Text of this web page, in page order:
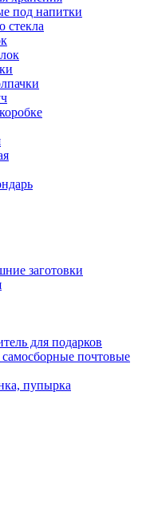
под напитки
стекла
заготовки
для подарков
почтовые
пупырка